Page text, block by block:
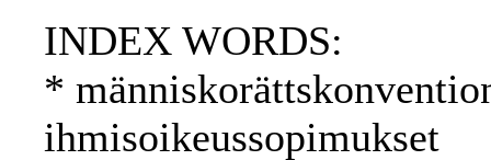
INDEX WORDS:
*
ihmisoikeussopimukset